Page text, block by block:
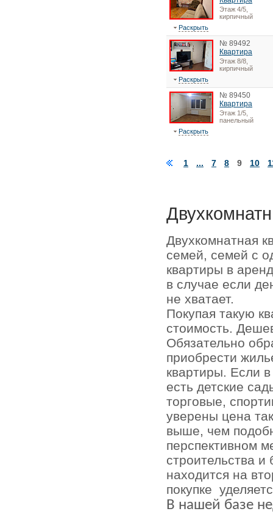
Этаж 4/5,
кирпичный
Раскрыть
№ 89492
Квартира
Этаж 8/8,
кирпичный
Раскрыть
№ 89450
Квартира
Этаж 1/5,
панельный
Раскрыть
1 ... 7 8 9 10
Двухкомнатная
семей, семей с
квартиры в
в случае если
не хватает.
Покупая такую
стоимость.
Обязательно
приобрести
квартиры. Если
есть детские
торговые,
уверены цена
выше, чем
перспективном
строительства
находится на
покупке
В нашей базе